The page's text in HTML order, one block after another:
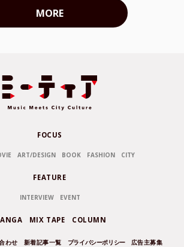
MORE
FOCUS
ART/DESIGN BOOK FASHION CITY
FEATURE
INTERVIEW EVENT
MIX TAPE COLUMN
わせ 新着記事一覧 プライバシーポリシー 広告主募集